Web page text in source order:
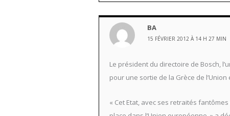
BA
15 FÉVRIER 2012 À 14 H 27 MIN
Le président du directoire de Bosch,
pour une sortie de la Grèce de
« Cet Etat, avec ses retraités